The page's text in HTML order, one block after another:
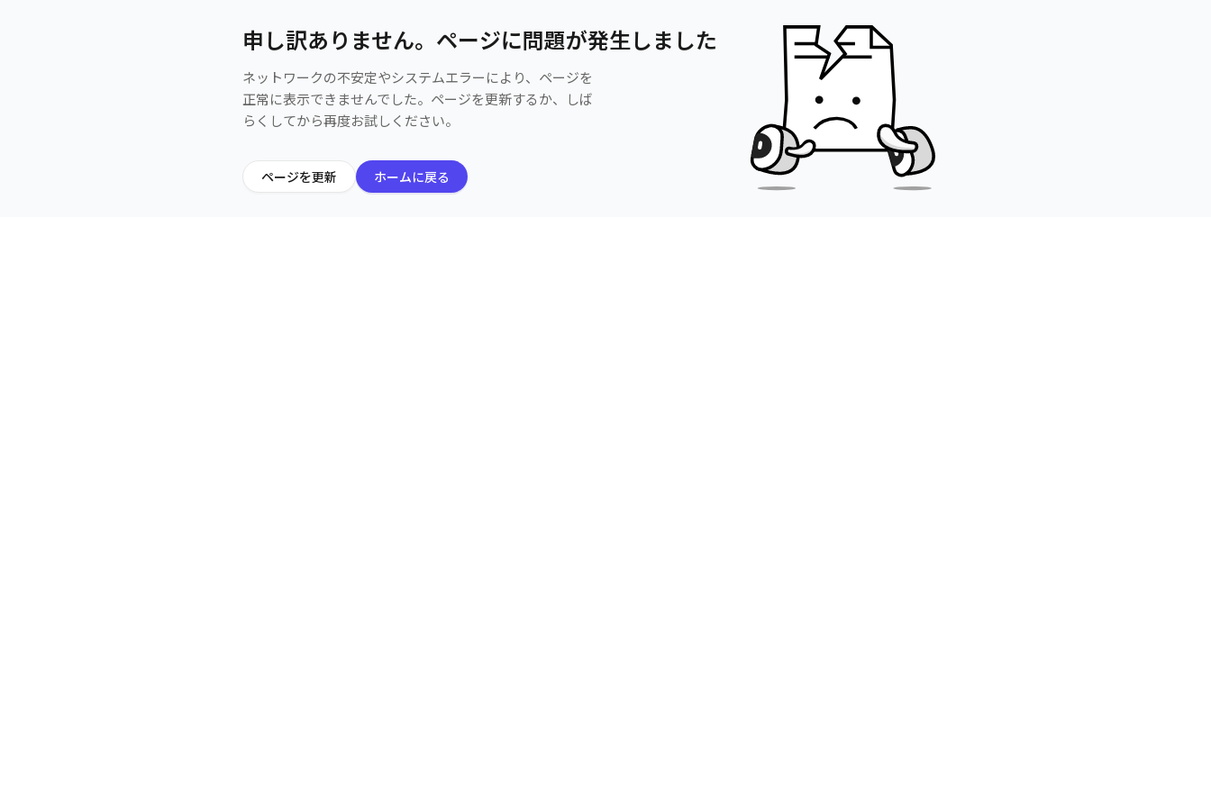
申し訳ありません。ページに問題が発生しました
ネットワークの不安定やシステムエラーにより、ページを
正常に表示できませんでした。ページを更新するか、しば
らくしてから再度お試しください。
ページを更新 ホームに戻る